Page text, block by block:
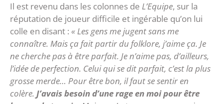
Il est revenu dans les colonnes de L’Equipe, sur la
réputation de joueur difficile et ingérable qu’on lui
colle en disant : « Les gens me jugent sans me
connaître. Mais ça fait partir du folklore, j’aime ça. Je
ne cherche pas à être parfait. Je n’aime pas, d’ailleurs,
l’idée de perfection. Celui qui se dit parfait, c’est la plus
grosse merde… Pour être bon, il faut se sentir en
colère. J’avais besoin d’une rage en moi pour être